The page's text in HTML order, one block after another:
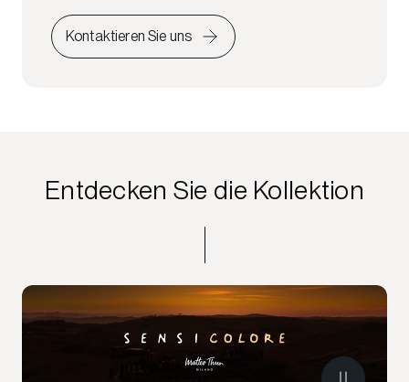
Kontaktieren Sie uns
Entdecken Sie die Kollektion